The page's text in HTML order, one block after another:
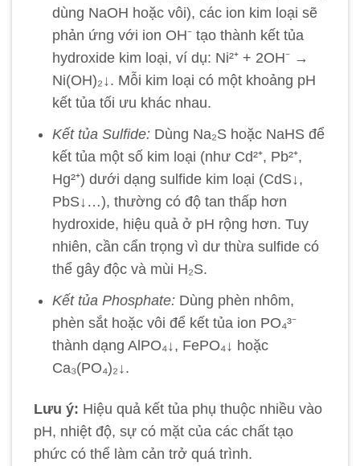
dùng NaOH hoặc vôi), các ion kim loại sẽ
phản ứng với ion OH⁻ tạo thành kết tủa
hydroxide kim loại, ví dụ: Ni²⁺ + 2OH⁻ →
Ni(OH)₂↓. Mỗi kim loại có một khoảng pH
kết tủa tối ưu khác nhau.
Kết tủa Sulfide:Dùng Na₂S hoặc NaHS để
kết tủa một số kim loại (như Cd²⁺, Pb²⁺,
Hg²⁺) dưới dạng sulfide kim loại (CdS↓,
PbS↓…), thường có độ tan thấp hơn
hydroxide, hiệu quả ở pH rộng hơn. Tuy
nhiên, cần cẩn trọng vì dư thừa sulfide có
thể gây độc và mùi H₂S.
Kết tủa Phosphate:Dùng phèn nhôm,
phèn sắt hoặc vôi để kết tủa ion PO₄³⁻
thành dạng AlPO₄↓, FePO₄↓ hoặc
Ca₃(PO₄)₂↓.
Lưu ý: Hiệu quả kết tủa phụ thuộc nhiều vào
pH, nhiệt độ, sự có mặt của các chất tạo
phức có thể làm cản trở quá trình.